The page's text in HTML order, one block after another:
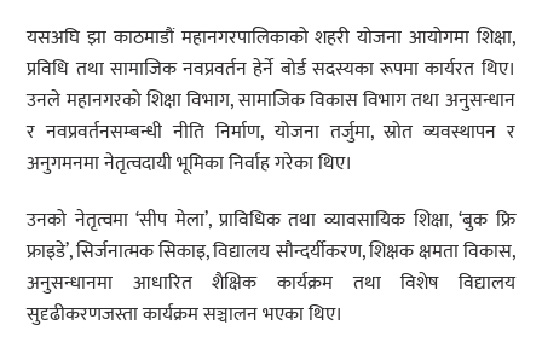
यसअघि झा काठमाडौं महानगरपालिकाको शहरी योजना आयोगमा शिक्षा,
प्रविधि तथा सामाजिक नवप्रवर्तन हेर्ने बोर्ड सदस्यका रूपमा कार्यरत थिए।
उनले महानगरको शिक्षा विभाग, सामाजिक विकास विभाग तथा अनुसन्धान
र नवप्रवर्तनसम्बन्धी नीति निर्माण, योजना तर्जुमा, स्रोत व्यवस्थापन र
अनुगमनमा नेतृत्वदायी भूमिका निर्वाह गरेका थिए।
उनको नेतृत्वमा ‘सीप मेला’, प्राविधिक तथा व्यावसायिक शिक्षा, ‘बुक फ्रि
फ्राइडे’, सिर्जनात्मक सिकाइ, विद्यालय सौन्दर्यीकरण, शिक्षक क्षमता विकास,
अनुसन्धानमा आधारित शैक्षिक कार्यक्रम तथा विशेष विद्यालय
सुदृढीकरणजस्ता कार्यक्रम सञ्चालन भएका थिए।